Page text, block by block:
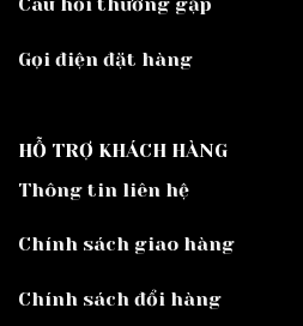
Gọi điện đặt hàng
HỖ TRỢ KHÁCH HÀNG
Thông tin liên hệ
Chính sách giao hàng
Chính sách đổi hàng